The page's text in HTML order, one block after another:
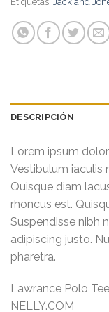
DESCRIPCIÓN
Lorem ipsum
Vestibulum iaculis
Quisque diam
rhoncus est.
Suspendisse nibh
adipiscing justo.
pharetra.
Lawrance Polo
NELLY.COM